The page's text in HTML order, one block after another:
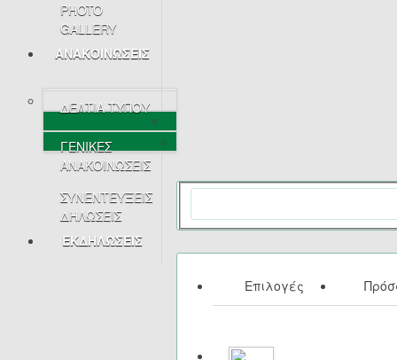
PHOTO
GALLERY
ΑΝΑΚΟΙΝΩΣΕΙΣ
ΔΕΛΤΙΑ ΤΥΠΟΥ
ΓΕΝΙΚΕΣ
ΑΝΑΚΟΙΝΩΣΕΙΣ
ΣΥΝΕΝΤΕΥΞΕΙΣ
ΔΗΛΩΣΕΙΣ
ΕΚΔΗΛΩΣΕΙΣ
Επιλογές